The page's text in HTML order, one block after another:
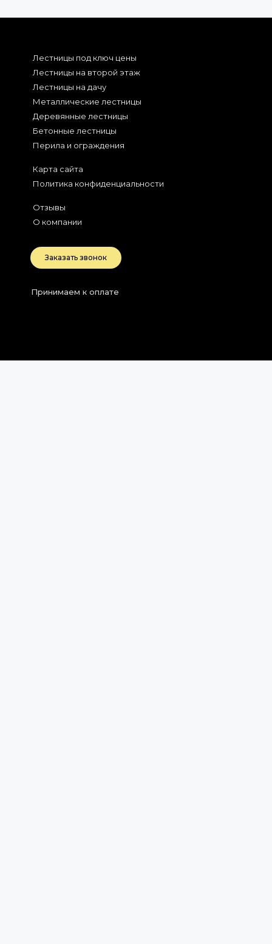
Лестницы под ключ цены
Лестницы на второй этаж
Лестницы на дачу
Металлические лестницы
Деревянные лестницы
Бетонные лестницы
Перила и ограждения
Карта сайта
Политика конфиденциальности
Отзывы
О компании
Заказать звонок
Принимаем к оплате